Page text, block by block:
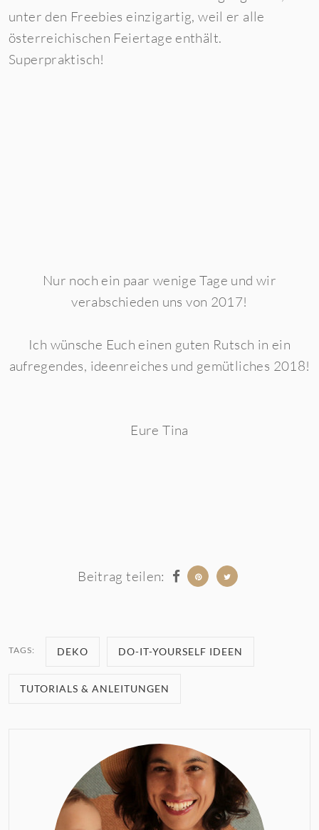
unter den Freebies einzigartig, weil er alle
österreichischen Feiertage enthält.
Superpraktisch!
Nur noch ein paar wenige Tage und wir
verabschieden uns von 2017!
Ich wünsche Euch einen guten Rutsch in ein
aufregendes, ideenreiches und gemütliches 2018!
Eure Tina
Beitrag teilen:
TAGS: DEKO DO-IT-YOURSELF IDEEN
TUTORIALS & ANLEITUNGEN